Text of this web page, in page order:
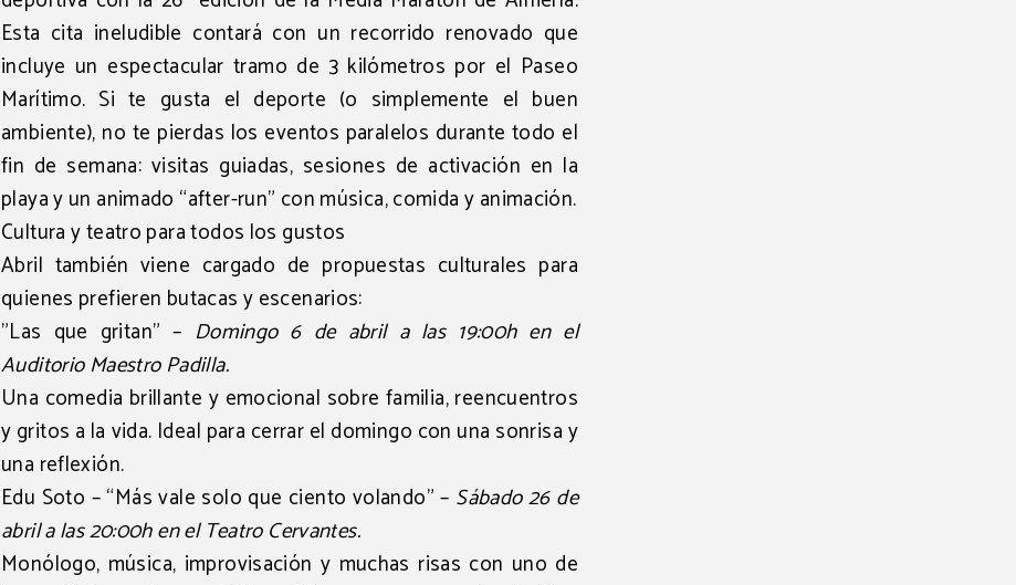
Esta cita ineludible contará con un recorrido renovado que
incluye un espectacular tramo de 3 kilómetros por el Paseo
Marítimo. Si te gusta el deporte (o simplemente el buen
ambiente), no te pierdas los eventos paralelos durante todo el
fin de semana: visitas guiadas, sesiones de activación en la
playa y un animado “after-run” con música, comida y animación.
Cultura y teatro para todos los gustos
Abril también viene cargado de propuestas culturales para
quienes prefieren butacas y escenarios:
"Las que gritan" – Domingo 6 de abril a las 19:00h en el
Auditorio Maestro Padilla.
Una comedia brillante y emocional sobre familia, reencuentros
y gritos a la vida. Ideal para cerrar el domingo con una sonrisa y
una reflexión.
Edu Soto – “Más vale solo que ciento volando”– Sábado 26 de
abril a las 20:00h en el Teatro Cervantes.
Monólogo, música, improvisación y muchas risas con uno de